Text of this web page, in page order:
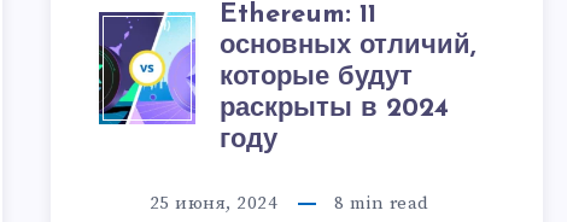
Ethereum: 11
основных отличий,
которые будут
раскрыты в 2024
году
25 июня, 2024 8 min read